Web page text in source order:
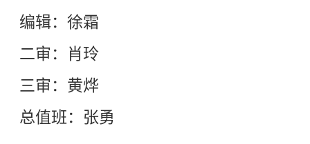
编辑：徐霜
二审：肖玲
三审：黄烨
总值班：张勇